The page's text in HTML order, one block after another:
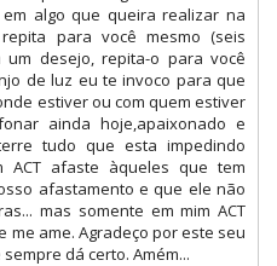
em algo que queira realizar na
para você mesmo (seis
um desejo, repita-o para você
de luz eu te invoco para que
estiver ou com quem estiver
ainda hoje,apaixonado e
tudo que esta impedindo
ACT afaste àqueles que tem
afastamento e que ele não
mas somente em mim ACT
me ame. Agradeço por este seu
dá certo. Amém...